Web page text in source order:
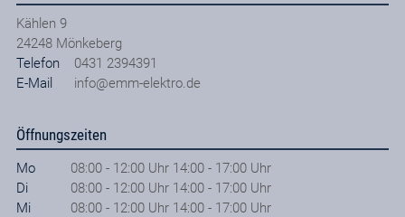
Kählen 9
24248 Mönkeberg
Telefon
0431 2394391
E-Mail
info@emm-elektro.de
Öffnungszeiten
Mo
08:00 - 12:00 Uhr 14:00 - 17:00 Uhr
Di
08:00 - 12:00 Uhr 14:00 - 17:00 Uhr
Mi
08:00 - 12:00 Uhr 14:00 - 17:00 Uhr